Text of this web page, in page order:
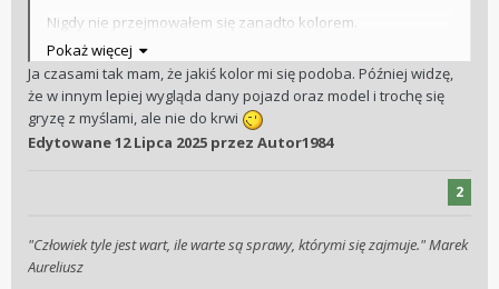
Nigdy nie przejmowałem się zanadto kolorem.
Punto, Stilo i Imprezę dostałem, więc "darowanemu
koniowi...", Swifta chciałem w białej perle, ale czerwony był
6000zl tańszy, a Alfę brałem jaka była i... zupełnie
przypadkiem trafiłem w dziesiątkę.
Jedynym kolorem, który świadomie wybrałem z "palety" był
ten:
Pokaż więcej
Ja czasami tak mam, że jakiś kolor mi się podoba. Później widzę,
że w innym lepiej wygląda dany pojazd oraz model i trochę się
gryzę z myślami, ale nie do krwi
Edytowane12 Lipca 2025 przez Autor1984
2
"Człowiek tyle jest wart, ile warte są sprawy, którymi się zajmuje." Marek
Aureliusz